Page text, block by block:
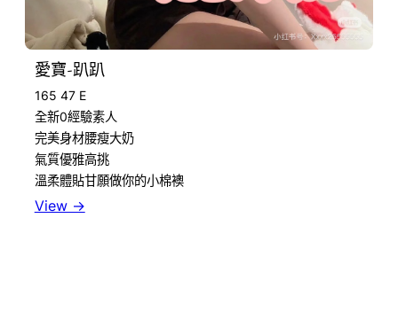
愛寶-趴趴
165 47 E
全新0經驗素人
完美身材腰瘦大奶
氣質優雅高挑
溫柔體貼甘願做你的小棉襖
View →